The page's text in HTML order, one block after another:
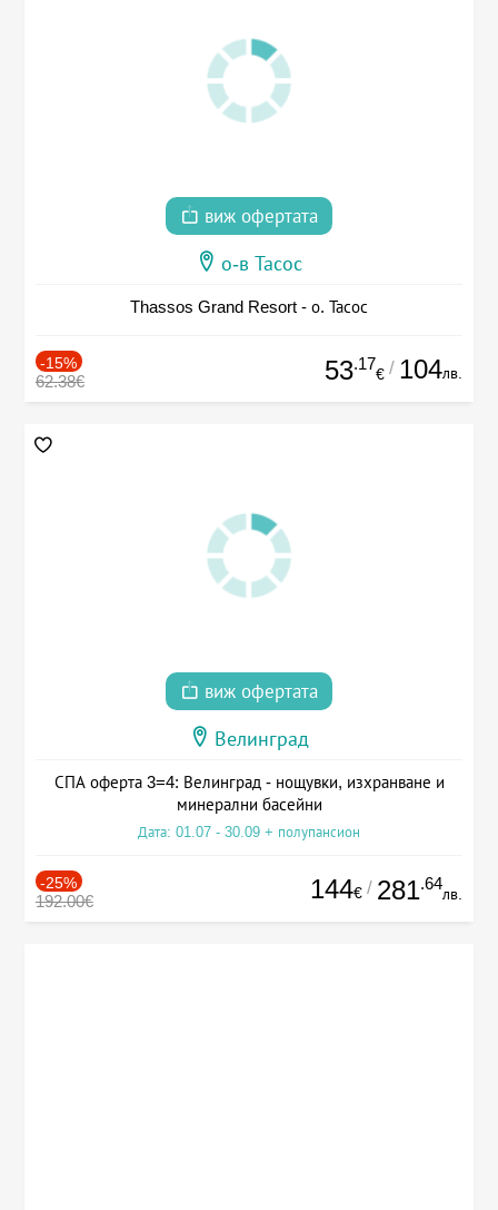
виж офертата
о-в Тасос
Thassos Grand Resort - о. Тасос
-15%
62.38€ 53.17
€ / 104лв.
виж офертата
Велинград
СПА оферта 3=4: Велинград - нощувки, изхранване и
минерални басейни
Дата: 01.07 - 30.09 + полупансион
-25%
192.00€ 144€ / 281.64
лв.